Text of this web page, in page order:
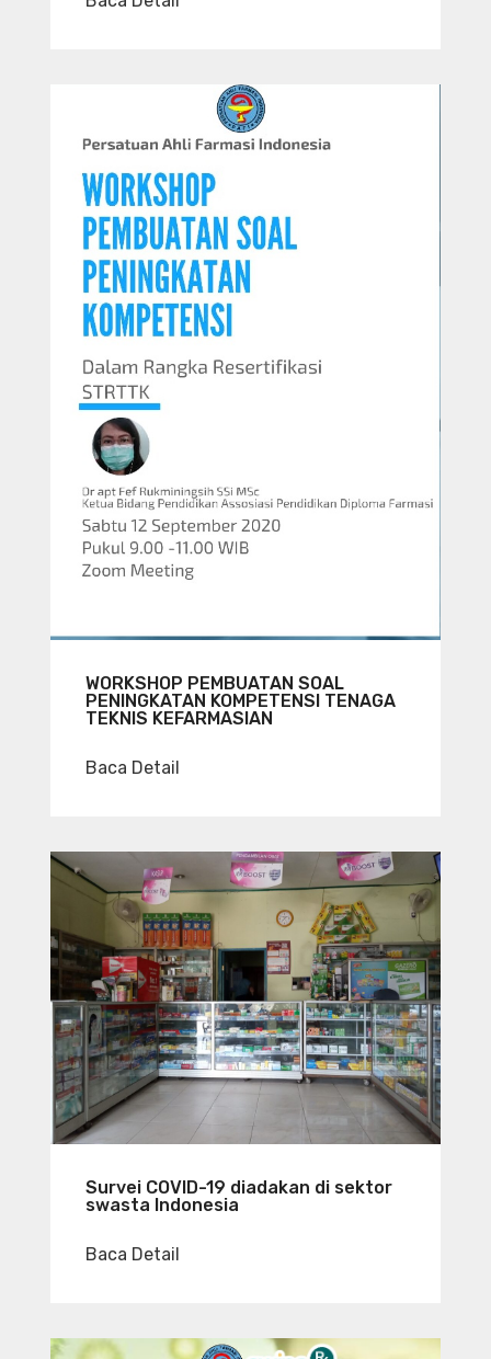
WORKSHOP PEMBUATAN SOAL
PENINGKATAN KOMPETENSI TENAGA
TEKNIS KEFARMASIAN
Baca Detail
Survei COVID-19 diadakan di sektor
swasta Indonesia
Baca Detail